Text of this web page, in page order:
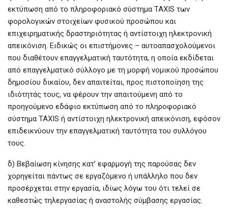
εκτύπωση από το πληροφοριακό σύστημα TAXIS των
φορολογικών στοιχείων φυσικού προσώπου και
επιχειρηματικής δραστηριότητας ή αντίστοιχη ηλεκτρονική
απεικόνιση. Ειδικώς οι επιστήμονες – αυτοαπασχολούμενοι
που διαθέτουν επαγγελματική ταυτότητα, η οποία εκδίδεται
από επαγγελματικό σύλλογο με τη μορφή νομικού προσώπου
δημοσίου δικαίου, δεν απαιτείται, προς πιστοποίηση της
ιδιότητάς τους, να φέρουν την απαιτούμενη από το
προηγούμενο εδάφιο εκτύπωση από το πληροφοριακό
σύστημα TAXIS ή αντίστοιχη ηλεκτρονική απεικόνιση, εφόσον
επιδεικνύουν την επαγγελματική ταυτότητα του συλλόγου
τους.
δ) Βεβαίωση κίνησης κατ’ εφαρμογή της παρούσας δεν
χορηγείται πάντως σε εργαζόμενο ή υπάλληλο που δεν
προσέρχεται στην εργασία, ιδίως λόγω του ότι τελεί σε
καθεστώς τηλεργασίας ή αναστολής σύμβασης εργασίας.